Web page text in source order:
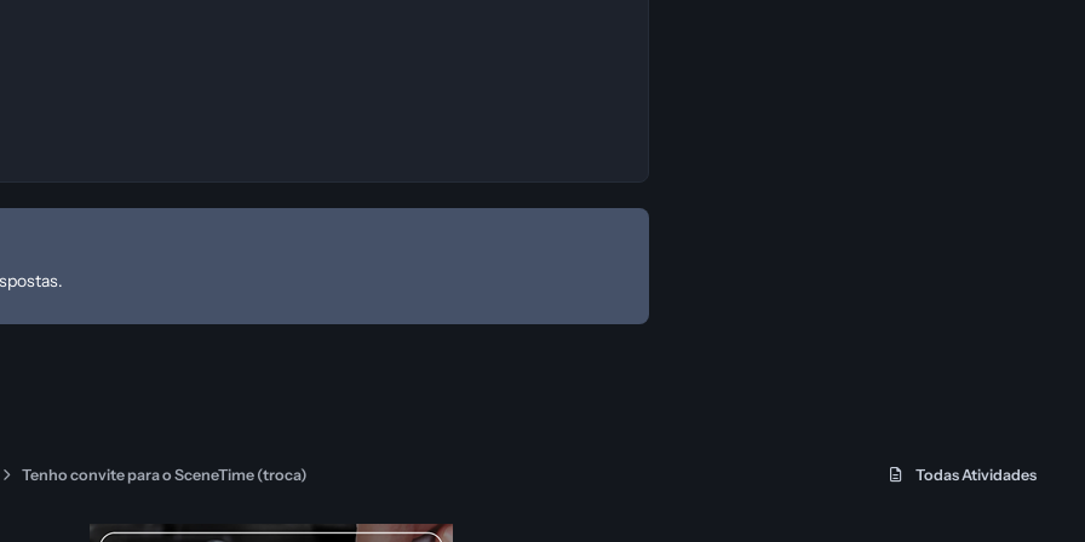
Tenho convite para o SceneTime (troca) Todas Atividades